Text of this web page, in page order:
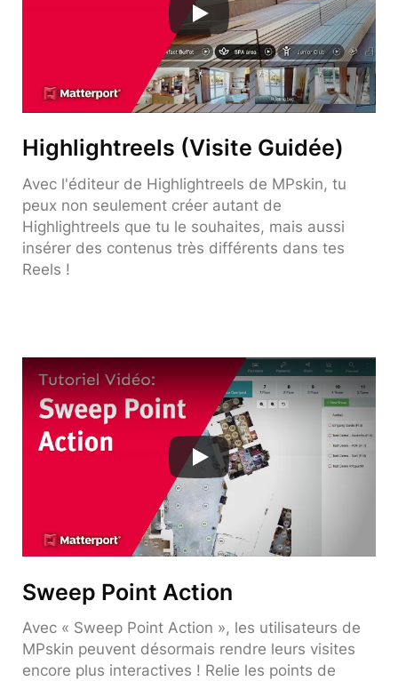
Highlightreels (Visite Guidée)
Avec l'éditeur de Highlightreels de MPskin, tu
peux non seulement créer autant de
Highlightreels que tu le souhaites, mais aussi
insérer des contenus très différents dans tes
Reels !
Sweep Point Action
Avec « Sweep Point Action », les utilisateurs de
MPskin peuvent désormais rendre leurs visites
encore plus interactives ! Relie les points de